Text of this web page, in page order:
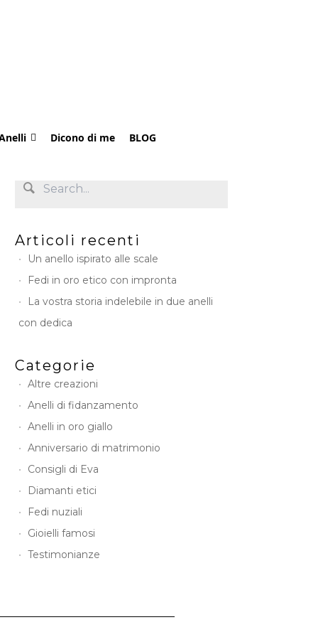
Dicono di me BLOG
Articoli recenti
Un anello ispirato alle scale
Fedi in oro etico con impronta
La vostra storia indelebile in due anelli
con dedica
Categorie
Altre creazioni
Anelli di fidanzamento
Anelli in oro giallo
Anniversario di matrimonio
Consigli di Eva
Diamanti etici
Fedi nuziali
Gioielli famosi
Testimonianze